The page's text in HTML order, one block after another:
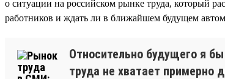
о ситуации на российском рынке труда, который
работников и ждать ли в ближайшем будущем
Относительно будущего я
труда не хватает примерно